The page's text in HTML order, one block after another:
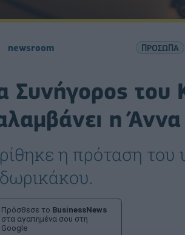
newsroom ΠΡΟΣΩΠΑ
Συνήγορος του
η Άννα
η πρόταση
Πρόσθεσε το BusinessNews
στα αγαπημένα σου στη
Google